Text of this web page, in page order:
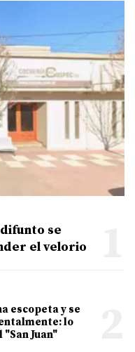
se
el velorio
escopeta y se
lo
Juan"